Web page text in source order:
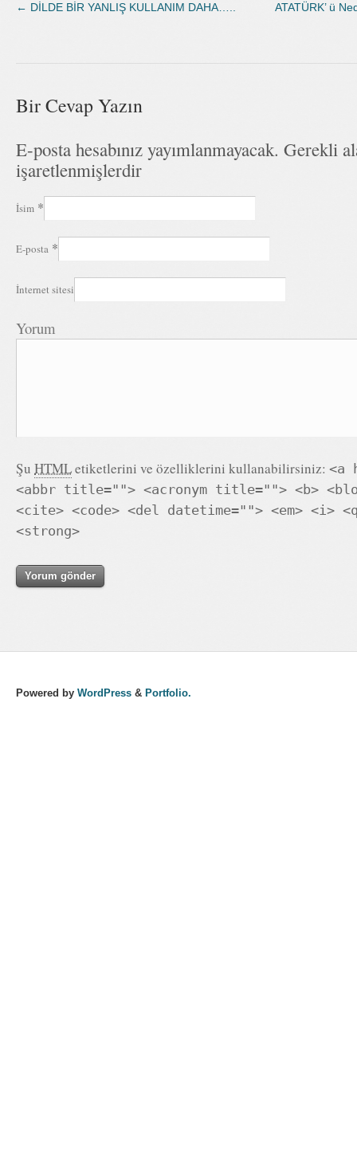
← DİLDE BİR YANLIŞ KULLANIM DAHA….. ATATÜRK’ ü
Bir Cevap Yazın
E-posta hesabınız yayımlanmayacak. Gerekli
işaretlenmişlerdir
İsim *
E-posta *
İnternet sitesi
Yorum
Şu HTMLetiketlerini ve özelliklerini kullanabilirsiniz: <a
<abbr title=""> <acronym title=""> <b>
<cite> <code> <del datetime=""> <em> <i>
<strong>
Powered by WordPress & Portfolio.